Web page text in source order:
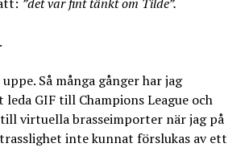
”det var fint tänkt om Tilde”.
Så många gånger har jag
GIF till Champions League och
virtuella brasseimporter när jag på
inte kunnat förslukas av ett